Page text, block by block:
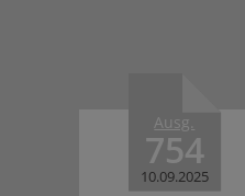
Ausg.
754
10.09.2025